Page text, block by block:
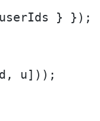
} });
u]));